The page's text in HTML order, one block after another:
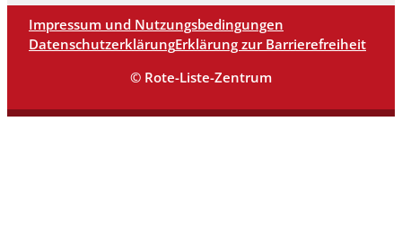
Impressum und Nutzungsbedingungen
DatenschutzerklärungErklärung zur Barrierefreiheit
© Rote-Liste-Zentrum